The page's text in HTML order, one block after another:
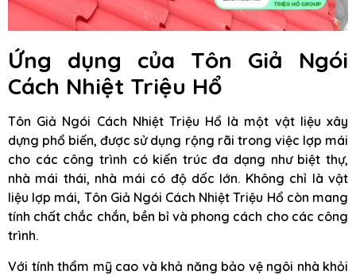
Ứng dụng của Tôn Giả Ngói
Cách Nhiệt Triệu Hổ
Tôn Giả Ngói Cách Nhiệt Triệu Hổ là một vật liệu xây
dựng phổ biến, được sử dụng rộng rãi trong việc lợp mái
cho các công trình có kiến trúc đa dạng như biệt thự,
nhà mái thái, nhà mái có độ dốc lớn. Không chỉ là vật
liệu lợp mái, Tôn Giả Ngói Cách Nhiệt Triệu Hổ còn mang
tính chất chắc chắn, bền bỉ và phong cách cho các công
trình.
Với tính thẩm mỹ cao và khả năng bảo vệ ngôi nhà khỏi